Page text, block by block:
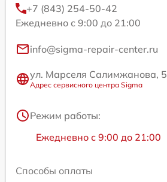
+7 (843) 254-50-42
Ежедневно с 9:00 до 21:00
info@sigma-repair-center.ru
ул. Марселя Салимжанова, 5
Адрес сервисного центра Sigma
Режим работы:
Ежедневно с 9:00 до 21:00
Способы оплаты